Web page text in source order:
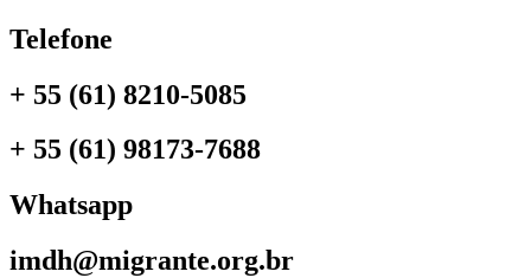
Telefone
+ 55 (61) 8210-5085
+ 55 (61) 98173-7688
Whatsapp
imdh@migrante.org.br